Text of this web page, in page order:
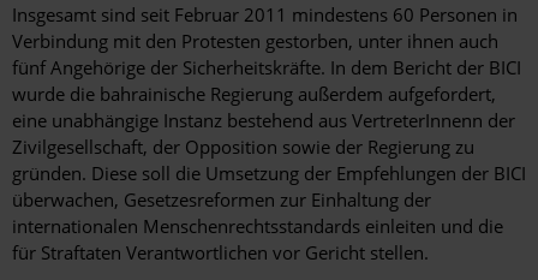
Insgesamt sind seit Februar 2011 mindestens 60 Personen in
Verbindung mit den Protesten gestorben, unter ihnen auch
fünf Angehörige der Sicherheitskräfte. In dem Bericht der BICI
wurde die bahrainische Regierung außerdem aufgefordert,
eine unabhängige Instanz bestehend aus VertreterInnenn der
Zivilgesellschaft, der Opposition sowie der Regierung zu
gründen. Diese soll die Umsetzung der Empfehlungen der BICI
überwachen, Gesetzesreformen zur Einhaltung der
internationalen Menschenrechtsstandards einleiten und die
für Straftaten Verantwortlichen vor Gericht stellen.